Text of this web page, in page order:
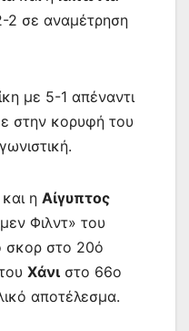
2 σε αναμέτρηση
με 5-1 απέναντι
στην κορυφή του
και η Αίγυπτος
Φιλντ» του
σκορ στο 20ό
Χάνι στο 66ο
αποτέλεσμα.